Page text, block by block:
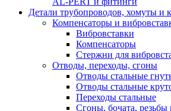
Детали трубопроводов, хомуты и
Компенсаторы и
Вибровставки
Компенсаторы
Стержни для
Отводы, переходы, сгоны
Отводы стальные
Отводы стальные
Переходы стальные
Сгоны, бочата, резьбы